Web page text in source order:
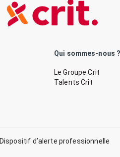
Qui sommes-nous ?
Le Groupe Crit
Talents Crit
Dispositif d’alerte professionnelle